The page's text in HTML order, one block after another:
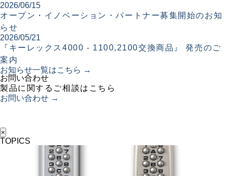
2026/06/15
オープン・イノベーション・パートナー募集開始のお知
らせ
2026/05/21
『キーレックス4000 - 1100,2100交換商品』 発売のご
案内
お知らせ一覧はこちら →
お問い合わせ
製品に関するご相談はこちら
お問い合わせ →
×
TOPICS